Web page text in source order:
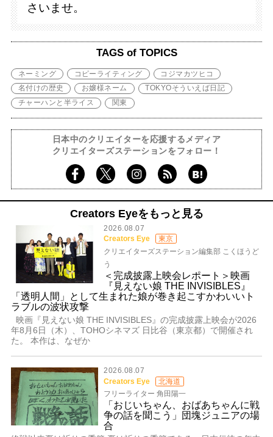
さいませ。
TAGS of TOPICS
ネーミング コピーライティング
コジマカツヒコ
名付けの歴史
お嬢様ネーム
TOKYOそういえば日記
チャーハンと半ライス
関東
日本中のクリエイターを応援するメディア
クリエイターズステーションをフォロー！
Creators Eyeをもっと見る
2026.08.07
Creators Eye
東京
クリエイターズステーション編集部 こくほうど
う
＜完成披露上映会レポート＞映画
『見えない娘 THE INVISIBLES』
「透明人間」として生まれた娘が巻き起こすかわいいト
ラブルの波状攻撃
映画『見えない娘 THE INVISIBLES』の完成披露上映会が2026
年8月6日（木）、TOHOシネマズ 日比谷（東京都）で開催され
た。 本作は、なぜか
2026.08.07
Creators Eye
北海道
フリーライター 角田陽一
「おじいちゃん、おばあちゃんに戦
争の話を聞こう」団塊ジュニアの場
合